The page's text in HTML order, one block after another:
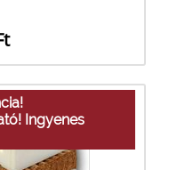
Ingyenes